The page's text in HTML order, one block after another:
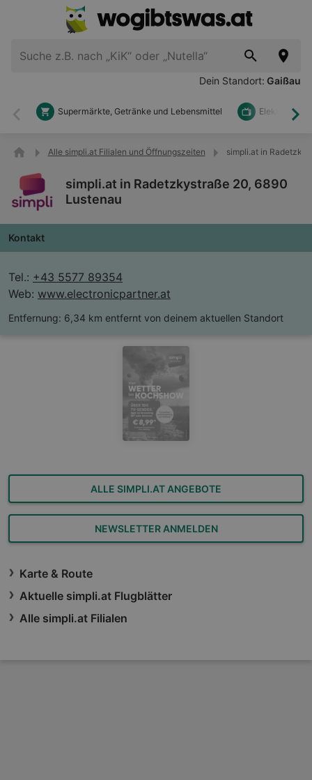
Dein Standort: Gaißau
Zurück
Supermärkte, Getränke und Lebensmittel Elektronik
Alle simpli.at Filialen und Öffnungszeiten simpli.at in
simpli.at in Radetzkystraße 20, 6890
Lustenau
Kontakt
Tel.: +43 5577 89354
Web: www.electronicpartner.at
Entfernung: 6,34 km entfernt von deinem aktuellen Standort
ALLE SIMPLI.AT ANGEBOTE
NEWSLETTER ANMELDEN
Karte & Route
Aktuelle simpli.at Flugblätter
Alle simpli.at Filialen